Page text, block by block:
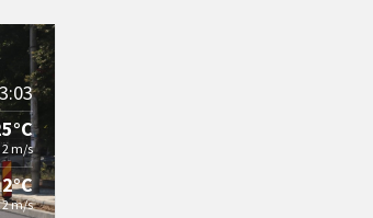
2 m/s
2 m/s